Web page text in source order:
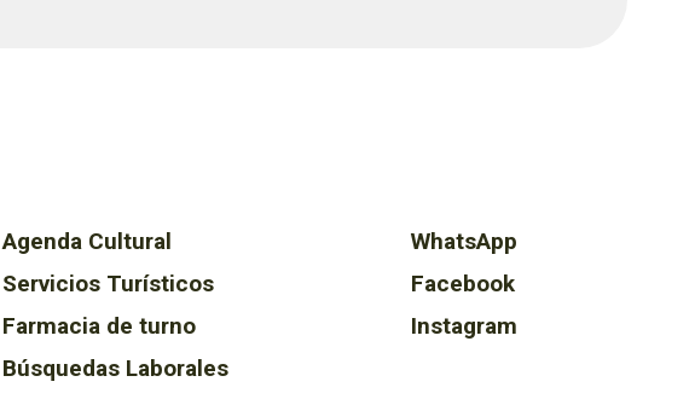
Agenda Cultural
Servicios Turísticos
Farmacia de turno
Búsquedas Laborales
WhatsApp
Facebook
Instagram